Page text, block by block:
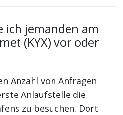
ich jemanden am
(KYX) vor oder
Anzahl von Anfragen
Anlaufstelle die
zu besuchen. Dort